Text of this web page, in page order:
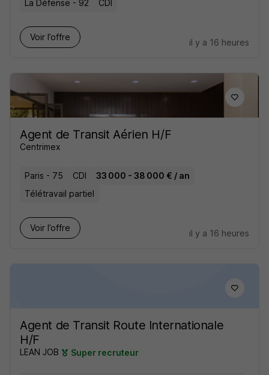
La Défense - 92 CDI
Voir l’offre
il y a 16 heures
Agent de Transit Aérien H/F
Centrimex
Paris - 75 CDI
33 000 - 38 000 € / an
Télétravail partiel
Voir l’offre
il y a 16 heures
Agent de Transit Route Internationale
H/F
LEAN JOB Super recruteur